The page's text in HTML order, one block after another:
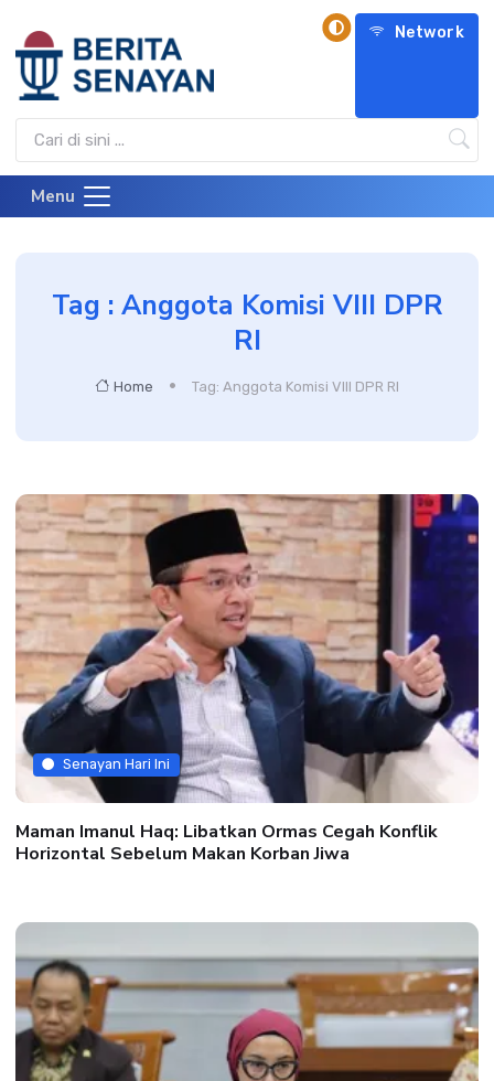
Network
Menu
Tag : Anggota Komisi VIII DPR
RI
Home Tag: Anggota Komisi VIII DPR RI
Senayan Hari Ini
Maman Imanul Haq: Libatkan Ormas Cegah Konflik
Horizontal Sebelum Makan Korban Jiwa